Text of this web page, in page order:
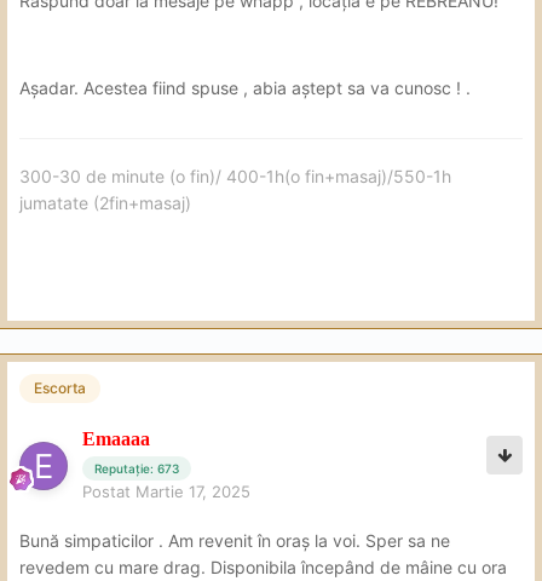
Așadar. Acestea fiind spuse , abia aștept sa va cunosc ! .
300-30 de minute (o fin)/ 400-1h(o fin+masaj)/550-1h
jumatate (2fin+masaj)
Escorta
Emaaaa
Reputație: 673
Postat Martie 17, 2025
Bună simpaticilor . Am revenit în oraș la voi. Sper sa ne
revedem cu mare drag. Disponibila începând de mâine cu ora